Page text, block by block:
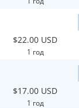
$22.00 USD
1 год
$17.00 USD
1 год